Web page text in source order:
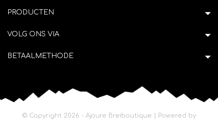
PRODUCTEN
VOLG ONS VIA
BETAALMETHODE
© Copyright 2026 - Ajoure Breiboutique | Powered by